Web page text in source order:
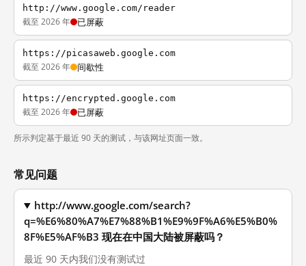
http://www.google.com/reader
截至 2026 年 已屏蔽
https://picasaweb.google.com
截至 2026 年 间歇性
https://encrypted.google.com
截至 2026 年 已屏蔽
所示判定基于最近 90 天的测试，与该网址页面一致。
常见问题
http://www.google.com/search?
q=%E6%80%A7%E7%88%B1%E9%9F%A6%E5%B0%
8F%E5%AF%B3 现在在中国大陆被屏蔽吗？
最近 90 天内我们没有测试过